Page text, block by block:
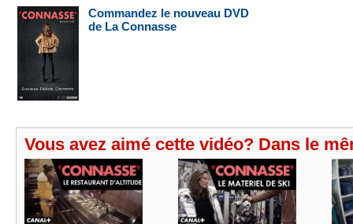
Commandez le nouveau DVD
de La Connasse
Vous avez aimé cette vidéo? Dans le